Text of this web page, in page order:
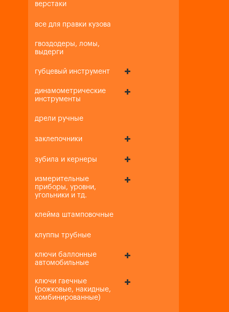
верстаки
все для правки кузова
гвоздодеры, ломы,
выдерги
губцевый инструмент
динамометрические
инструменты
дрели ручные
заклепочники
зубила и кернеры
измерительные
приборы, уровни,
угольники и тд.
клейма штамповочные
клуппы трубные
ключи баллонные
автомобильные
ключи гаечные
(рожковые, накидные,
комбинированные)